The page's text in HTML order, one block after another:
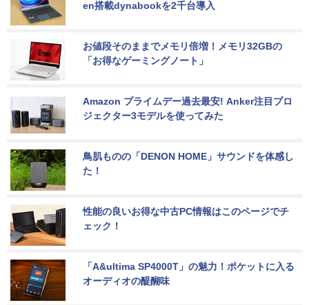
en搭載dynabookを2千台導入
お値段そのままでメモリ倍増！メモリ32GBの
「お得なゲーミングノート」
Amazon プライムデー過去最安! Anker注目プロ
ジェクター3モデルを使ってみた
鳥肌ものの「DENON HOME」サウンドを体感し
た！
性能の良いお得な中古PC情報はこのページでチ
ェック！
「A&ultima SP4000T」の魅力！ポケットに入る
オーディオの醍醐味